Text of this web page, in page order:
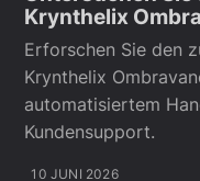
Krynthelix
Erforschen Sie den
Krynthelix
automatisiertem
Kundensupport.
10 JUNI 2026